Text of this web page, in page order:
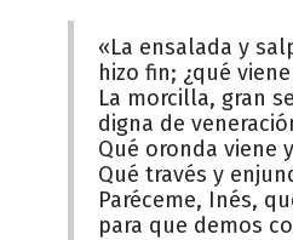
«La ensalada y
hizo fin; ¿qué
La morcilla, gran
digna de
Qué oronda viene
Qué través y
Paréceme, Inés,
para que demos